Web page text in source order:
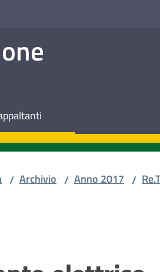
/ Archivio / Anno 2017 /